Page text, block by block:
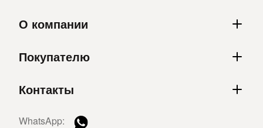
О компании
Покупателю
Контакты
WhatsApp: